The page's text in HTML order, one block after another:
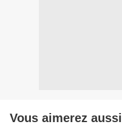
Vous aimerez aussi